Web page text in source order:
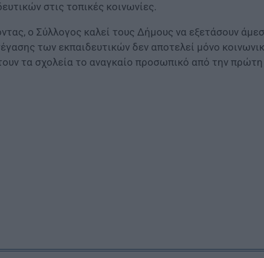
στις τοπικές κοινωνίες.
ο Σύλλογος καλεί τους Δήμους να εξετάσουν
των εκπαιδευτικών δεν αποτελεί μόνο
τα σχολεία το αναγκαίο προσωπικό από την